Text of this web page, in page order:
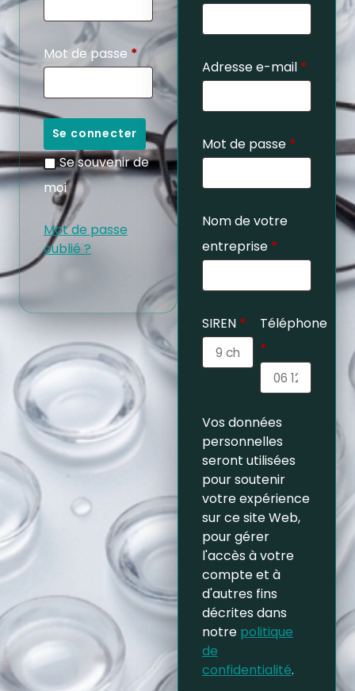
Mot de passe *
Se connecter
Se souvenir de
moi
Mot de passe
oublié ?
Adresse e-mail *
Mot de passe *
Nom de votre
entreprise *
SIREN *
Téléphone
*
Vos données
personnelles
seront utilisées
pour soutenir
votre expérience
sur ce site Web,
pour gérer
l'accès à votre
compte et à
d'autres fins
décrites dans
notre politique
de
confidentialité.